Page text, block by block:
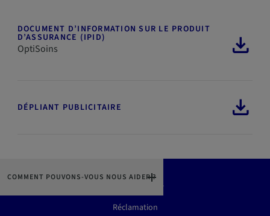
DOCUMENT D’INFORMATION SUR LE PRODUIT
D’ASSURANCE (IPID)
OptiSoins
DÉPLIANT PUBLICITAIRE
COMMENT POUVONS-VOUS NOUS AIDER ?
Contactez-Nous
Réclamation